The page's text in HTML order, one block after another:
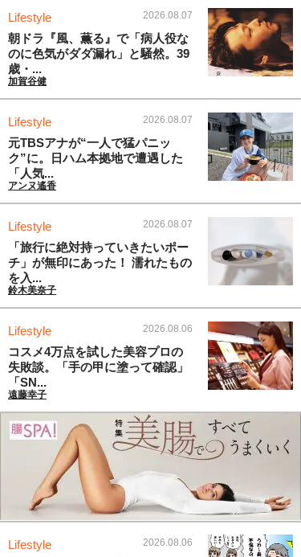
Lifestyle 2026.08.07
朝ドラ『風、薫る』で「病人役な
のに色気がダダ漏れ」と騒然。39
歳・...
加賀谷健
Lifestyle 2026.08.07
元TBSアナが“一人で猛パニッ
ク”に。日ハム本拠地で遭遇した
「人気...
アンヌ遙香
Lifestyle 2026.08.07
「旅行に絶対持っていきたいポー
チ」が無印にあった！ 濡れたもの
を入...
鈴木美奈子
Lifestyle 2026.08.06
コスメ4万点を試した美容プロの
失敗談。「手の甲に塗って確認」
「SN...
遠藤幸子
Lifestyle 2026.08.06